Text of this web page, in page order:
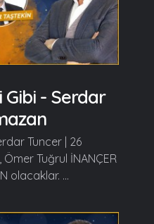
Gibi - Serdar
Tuncer | 26
Ömer Tuğrul İNANÇER
olacaklar. ...